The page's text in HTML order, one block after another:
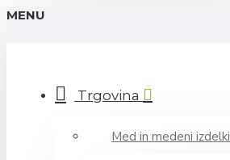
MENU
Trgovina
Med in medeni izdelki